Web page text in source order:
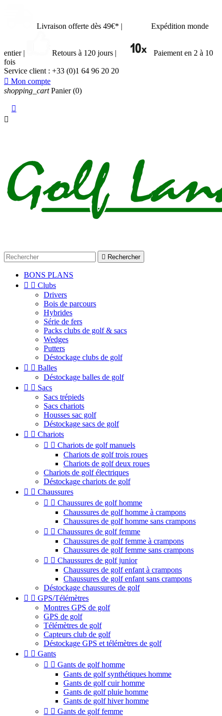
Livraison offerte dès 49€* | Expédition monde
entier | Retours à 120 jours |
Paiement en 2 à 10
fois
Service client : +33 (0)1 64 96 20 20
 Mon compte
shopping_cart Panier (0)


 Rechercher
BONS PLANS
  Clubs
Drivers
Bois de parcours
Hybrides
Série de fers
Packs clubs de golf & sacs
Wedges
Putters
Déstockage clubs de golf
  Balles
Déstockage balles de golf
  Sacs
Sacs trépieds
Sacs chariots
Housses sac golf
Déstockage sacs de golf
  Chariots
  Chariots de golf manuels
Chariots de golf trois roues
Chariots de golf deux roues
Chariots de golf électriques
Déstockage chariots de golf
  Chaussures
  Chaussures de golf homme
Chaussures de golf homme à crampons
Chaussures de golf homme sans crampons
  Chaussures de golf femme
Chaussures de golf femme à crampons
Chaussures de golf femme sans crampons
  Chaussures de golf junior
Chaussures de golf enfant à crampons
Chaussures de golf enfant sans crampons
Déstockage chaussures de golf
  GPS/Télémètres
Montres GPS de golf
GPS de golf
Télémètres de golf
Capteurs club de golf
Déstockage GPS et télémètres de golf
  Gants
  Gants de golf homme
Gants de golf synthétiques homme
Gants de golf cuir homme
Gants de golf pluie homme
Gants de golf hiver homme
  Gants de golf femme